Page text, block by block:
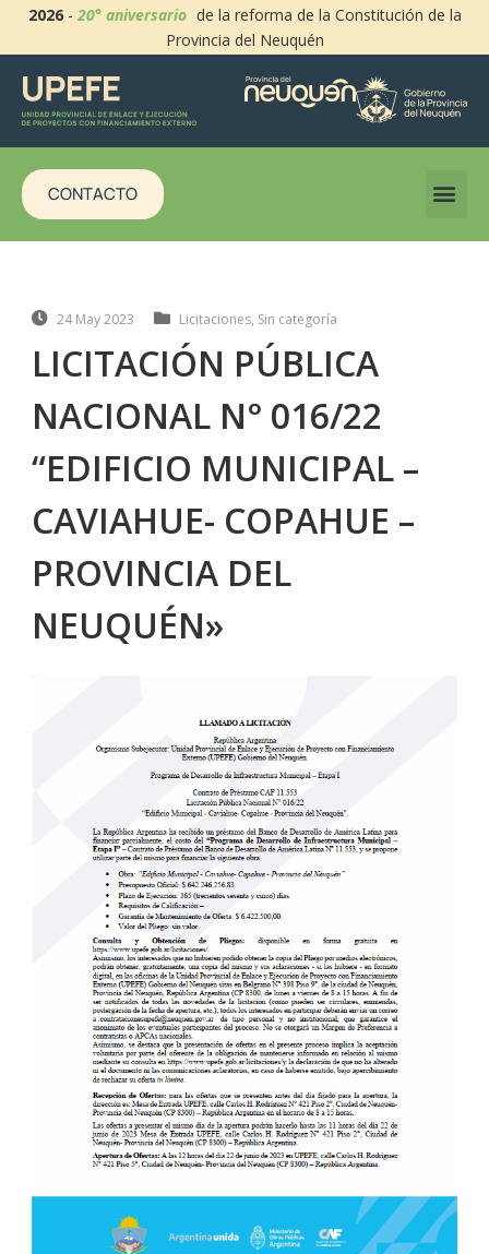
2026-20° aniversario de la reforma de la Constitución de la
Provincia del Neuquén
CONTACTO
24 May 2023 Licitaciones, Sin categoría
LICITACIÓN PÚBLICA
NACIONAL N° 016/22
“EDIFICIO MUNICIPAL –
CAVIAHUE- COPAHUE –
PROVINCIA DEL
NEUQUÉN»